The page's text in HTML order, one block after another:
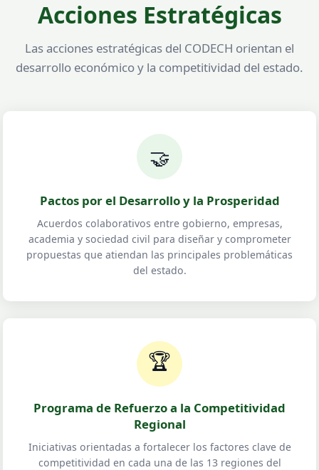
Acciones Estratégicas
Las acciones estratégicas del CODECH orientan el
desarrollo económico y la competitividad del estado.
🤝
Pactos por el Desarrollo y la Prosperidad
Acuerdos colaborativos entre gobierno, empresas,
academia y sociedad civil para diseñar y comprometer
propuestas que atiendan las principales problemáticas
del estado.
🏆
Programa de Refuerzo a la Competitividad
Regional
Iniciativas orientadas a fortalecer los factores clave de
competitividad en cada una de las 13 regiones del